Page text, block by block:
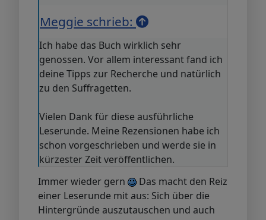
Meggie schrieb:
Ich habe das Buch wirklich sehr
genossen. Vor allem interessant fand ich
deine Tipps zur Recherche und natürlich
zu den Suffragetten.
Vielen Dank für diese ausführliche
Leserunde. Meine Rezensionen habe ich
schon vorgeschrieben und werde sie in
kürzester Zeit veröffentlichen.
Immer wieder gern
Das macht den Reiz
einer Leserunde mit aus: Sich über die
Hintergründe auszutauschen und auch